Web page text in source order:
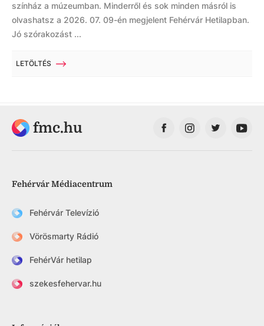
színház a múzeumban. Minderről és sok minden másról is
olvashatsz a 2026. 07. 09-én megjelent Fehérvár Hetilapban.
Jó szórakozást ...
LETÖLTÉS
fmc.hu
Fehérvár Médiacentrum
Fehérvár Televízió
Vörösmarty Rádió
FehérVár hetilap
szekesfehervar.hu